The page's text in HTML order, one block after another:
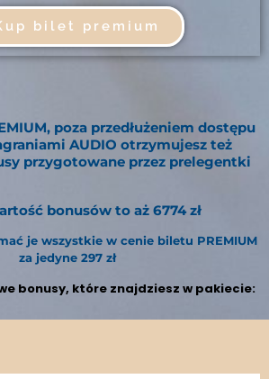
bilet premium
poza przedłużeniem dostępu
AUDIO otrzymujesz też
przygotowane przez prelegentki
bonusów to aż 6774 zł
je wszystkie w cenie biletu PREMIUM
za jedyne 297 zł
bonusy, które znajdziesz w pakiecie: